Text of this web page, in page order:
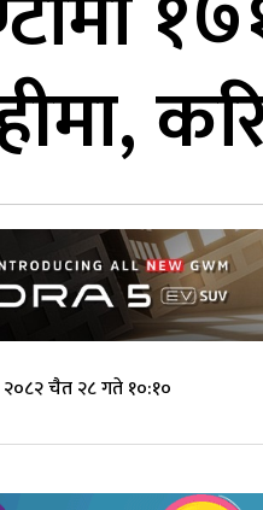
२०८२ चैत २८ गते १०:१०